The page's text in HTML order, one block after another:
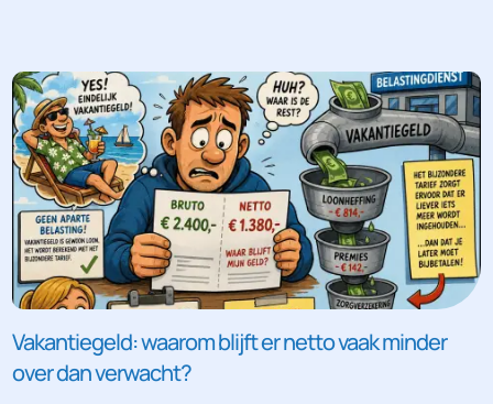
Vakantiegeld: waarom blijft er netto vaak minder
over dan verwacht?